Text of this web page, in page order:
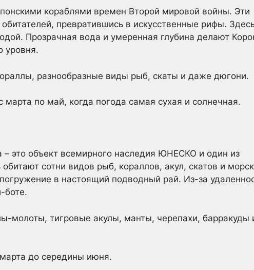
кораблями времен Второй мировой войны. Эти
превратившись в искусственные рифы.
Прозрачная вода и умеренная глубина делают
уровня.
разнообразные виды рыб, скаты и даже дюгони.
по май, когда погода самая сухая и солнечная.
это объект всемирного наследия ЮНЕСКО и один из
сотни видов рыб, кораллов, акул, скатов и
в настоящий подводный рай. Из-за
боте.
молоты, тигровые акулы, манты, черепахи, барракуды
до середины июня.